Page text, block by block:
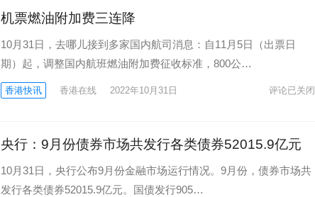
机票燃油附加费三连降
10月31日，去哪儿接到多家国内航司消息：自11月5日（出票日
期）起，调整国内航班燃油附加费征收标准，800公…
香港快讯 香港在线 2022年10月31日 评论已关闭
央行：9月份债券市场共发行各类债券52015.9亿元
10月31日，央行公布9月份金融市场运行情况。9月份，债券市场共
发行各类债券52015.9亿元。国债发行905…